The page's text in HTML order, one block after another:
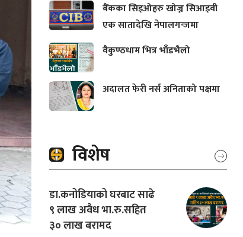
बैंकका सिइओहरु खोज्न सिआइवी
एक सातादेखि नेपालगन्जमा
वैकुण्ठधाम भित्र भाँडभैलो
अदालत फेरी नर्स अनिताको पक्षमा
विशेष
डा.कनोडियाको घरबाट साढे
९ लाख अवैध भा.रु.सहित
३० लाख बरामद